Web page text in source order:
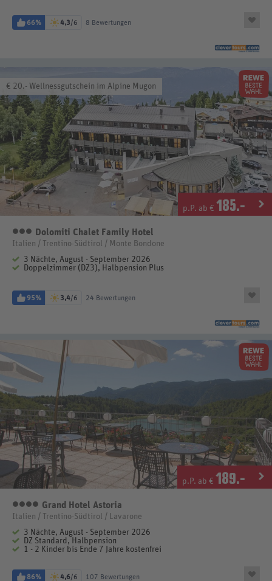
66% 4,3/6 8 Bewertungen
€ 20.- Wellnessgutschein im Alpine Mugon
p.P. ab € 185.-
3 Sterne
Dolomiti Chalet Family Hotel
Italien / Trentino-Südtirol / Monte Bondone
3 Nächte, August - September 2026
Doppelzimmer (DZ3), Halbpension Plus
95% 3,4/6 24 Bewertungen
p.P. ab € 189.-
4 Sterne
Grand Hotel Astoria
Italien / Trentino-Südtirol / Lavarone
3 Nächte, August - September 2026
DZ Standard, Halbpension
1 - 2 Kinder bis Ende 7 Jahre kostenfrei
86% 4,6/6 107 Bewertungen